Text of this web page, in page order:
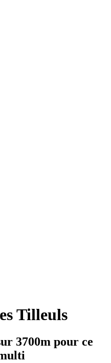
Tilleuls
3700m pour ce